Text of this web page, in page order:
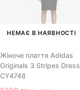
НЕМАЄ В НАЯВНОСТІ
Жіноче плаття Adidas
Originals 3 Stripes Dress
CY4748